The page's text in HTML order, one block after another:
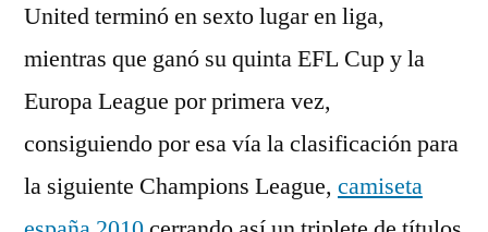
United terminó en sexto lugar en liga,
mientras que ganó su quinta EFL Cup y la
Europa League por primera vez,
consiguiendo por esa vía la clasificación para
la siguiente Champions League, camiseta